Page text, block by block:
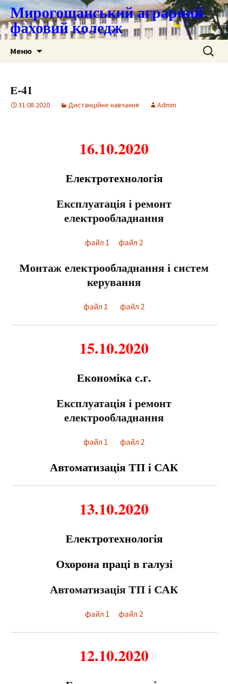
Мирогощанський аграрний
фаховий коледж
Меню Пошук:
Е-41
31.08.2020 Дистанційне навчання Admin
16.10.2020
Електротехнологія
Експлуатація і ремонт
електрообладнання
файл 1 файл 2
Монтаж електрообладнання і систем
керування
файл 1 файл 2
15.10.2020
Економіка с.г.
Експлуатація і ремонт
електрообладнання
файл 1 файл 2
Автоматизація ТП і САК
13.10.2020
Електротехнологія
Охорона праці в галузі
Автоматизація ТП і САК
файл 1 файл 2
12.10.2020